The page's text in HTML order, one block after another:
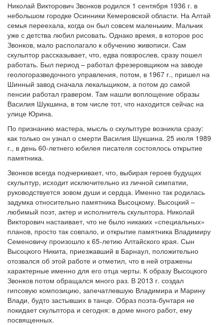
Николай Викторович Звонков родился 1 сентября 1936 г. в
небольшом городке Осинники Кемеровской области. На Алтай
семья переехала, когда он был совсем маленьким. Мальчик
уже с детства любил рисовать. Однако время, в которое рос
Звонков, мало располагало к обучению живописи. Сам
скульптор рассказывает, что, едва повзрослев, сразу пошел
работать. Был период – работал фрезеровщиком на заводе
геологоразведочного управления, потом, в 1967 г., пришел на
Шинный завод сначала лекальщиком, а потом до самой
пенсии работал гравером. Там нашли воплощение образы
Василия Шукшина, в том числе тот, что находится сейчас на
улице Юрина.
По признанию мастера, мысль о скульптуре возникла сразу:
как только он узнал о смерти Василия Шукшина. 25 июля 1989
г., в день 60-летнего юбилея писателя состоялось открытие
памятника.
Звонков всегда подчеркивает, что, выбирая героев будущих
скульптур, исходит исключительно из личной симпатии,
руководствуется зовом души и сердца. Именно так родилась
задумка относительно памятника Высоцкому. Высоцкий –
любимый поэт, актер и исполнитель скульптора. Николай
Викторович настаивает, что не было никаких «специальных»
планов, просто так совпало, и открытие памятника Владимиру
Семеновичу произошло к 65-летию Алтайского края. Сын
Высоцкого Никита, приезжавший в Барнаул, положительно
отозвался об этой работе и отметил, что в ней отражены
характерные именно для его отца черты. К образу Высоцкого
Звонков потом обращался много раз. В 2013 г. создал
гипсовую композицию, запечатлевшую Владимира и Марину
Влади, будто застывших в танце. Образ поэта-бунтаря не
покидает скульптора и сегодня: в доме много работ, ему
посвященных.